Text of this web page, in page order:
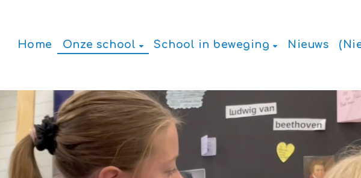
Home Onze school School in beweging Nieuws